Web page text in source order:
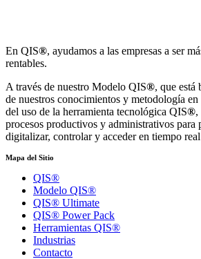
En QIS®, ayudamos a las empresas a ser
rentables.
A través de nuestro Modelo QIS®, que está
de nuestros conocimientos y metodología
del uso de la herramienta tecnológica QIS®,
procesos productivos y administrativos para
digitalizar, controlar y acceder en tiempo
Mapa del Sitio
QIS®
Modelo QIS®
QIS® Ultimate
QIS® Power Pack
Herramientas QIS®
Industrias
Contacto